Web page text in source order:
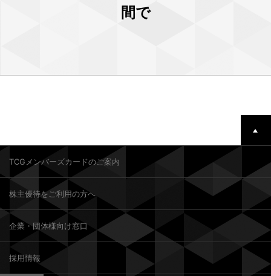
間で
TCGメンバーズカードのご案内
株主優待をご利用の方へ
企業・団体様向け窓口
採用情報